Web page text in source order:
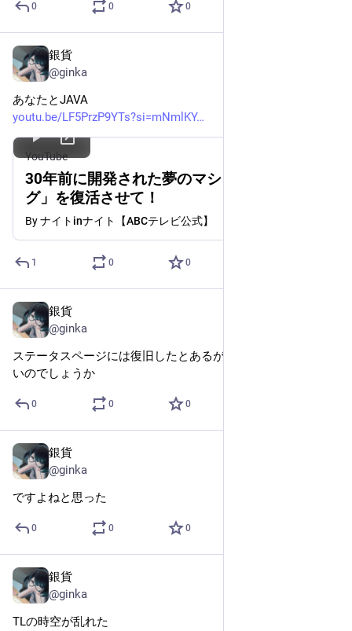
0 0 0
銀貨
@ginka
あなたとJAVA
youtu.be/LF5PrzP9YTs?si=mNmlKY
YouTube
30年前に開発された夢のマシン「Javaリン
グ」を復活させて！
Byナイトinナイト【ABCテレビ公式】
1 0 0
銀貨
@ginka
ステータスページには復旧したとあるが、治ったと思ってい
いのでしょうか
0 0 0
銀貨
@ginka
ですよねと思った
0 0 0
銀貨
@ginka
TLの時空が乱れた